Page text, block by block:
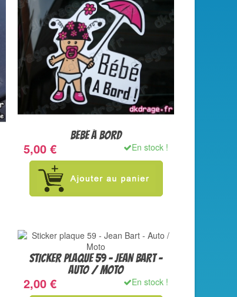
BÉBÉ À BORD
5,00 € En stock !
STICKER PLAQUE 59 - JEAN BART -
AUTO / MOTO
2,00 € En stock !